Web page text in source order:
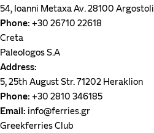
Partenza
Ritorno
54, Ioanni Metaxa Av. 28100 Argostoli
Phone: +30 26710 22618
Creta
Paleologos S.A
Address:
5, 25th August Str. 71202 Heraklion
Phone: +30 2810 346185
Email: info@ferries.gr
Greekferries Club